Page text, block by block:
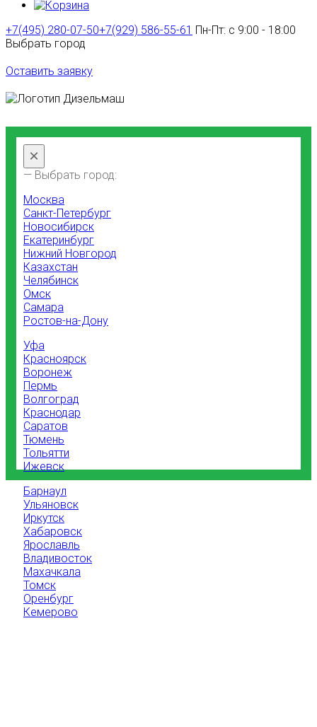
+7(495) 280-07-50+7(929) 586-55-61 Пн-Пт: с 9:00 - 18:00
Выбрать город
Оставить заявку
×
— Выбрать город:
Москва
Санкт-Петербург
Новосибирск
Екатеринбург
Нижний Новгород
Казахстан
Челябинск
Омск
Самара
Ростов-на-Дону
Уфа
Красноярск
Воронеж
Пермь
Волгоград
Краснодар
Саратов
Тюмень
Тольятти
Ижевск
Барнаул
Ульяновск
Иркутск
Хабаровск
Ярославль
Владивосток
Махачкала
Томск
Оренбург
Кемерово